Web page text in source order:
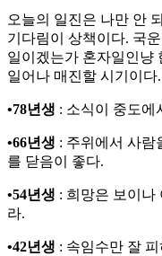
오늘의 일진은 나만 안
기다림이 상책이다. 국
일이겠는가 혼자일인냥
일어나 매진할 시기이다.
•78년생 : 소식이 중도에
•66년생 : 주위에서 사람
를 닫음이 좋다.
•54년생 : 희망은 보이나
라.
•42년생 : 속임수만 잘